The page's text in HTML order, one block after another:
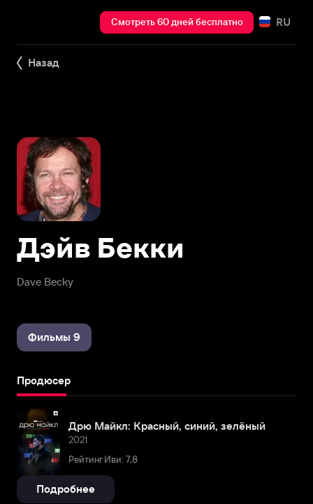
Смотреть 60 дней бесплатно RU
Назад
Dave Becky
Дэйв Бекки
Фильмы 9
Продюсер
Дрю Майкл: Красный, синий, зелёный
2021
Рейтинг Иви: 7,8
Подробнее